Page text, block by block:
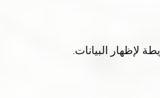
لإظهار البيانات.